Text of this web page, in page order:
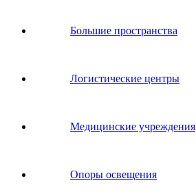
Большие пространства
Логистические центры
Медицинские учреждения
Опоры освещения